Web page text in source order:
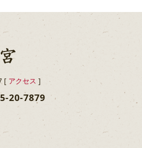
[ アクセス ]
20-7879